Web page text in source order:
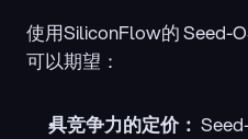
使用SiliconFlow的 Seed-
可以期望：
具竞争力的定价：